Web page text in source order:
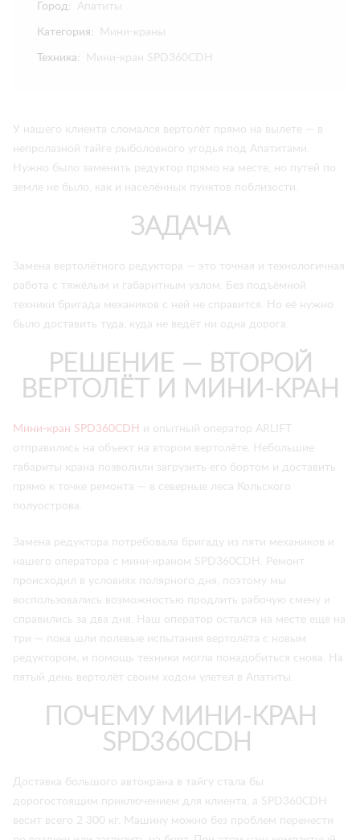
Город: Апатиты
Категория: Мини-краны
Техника: Мини-кран SPD360CDH
У нашего клиента сломался вертолёт прямо на вылете — в
непролазной тайге рыболовного угодья под Апатитами.
Нужно было заменить редуктор прямо на месте, но путей по
земле не было, как и населённых пунктов поблизости.
ЗАДАЧА
Замена вертолётного редуктора — это точная и технологичная
работа с тяжёлым и габаритным узлом. Без подъёмной
техники бригада механиков с ней не справится. Но её нужно
было доставить туда, куда не ведёт ни одна дорога.
РЕШЕНИЕ — ВТОРОЙ
ВЕРТОЛЁТ И МИНИ-КРАН
Мини-кран SPD360CDH и опытный оператор ARLIFT
отправились на объект на втором вертолёте. Небольшие
габариты крана позволили загрузить его бортом и доставить
прямо к точке ремонта — в северные леса Кольского
полуострова.
Замена редуктора потребовала бригаду из пяти механиков и
нашего оператора с мини-краном SPD360CDH. Ремонт
происходил в условиях полярного дня, поэтому мы
воспользовались возможностью продлить рабочую смену и
справились за два дня. Наш оператор остался на месте ещё на
три — пока шли полевые испытания вертолёта с новым
редуктором, и помощь техники могла понадобиться снова. На
пятый день вертолёт своим ходом улетел в Апатиты.
ПОЧЕМУ МИНИ-КРАН
SPD360CDH
Доставка большого автокрана в тайгу стала бы
дорогостоящим приключением для клиента, а SPD360CDH
весит всего 2 300 кг. Машину можно без проблем перенести